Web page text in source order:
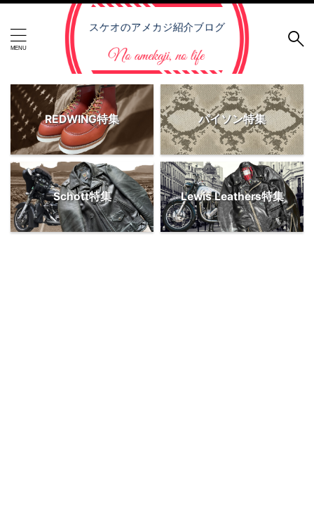
REDWING特集 パイソン特集
Schott特集 Lewis Leathers特集